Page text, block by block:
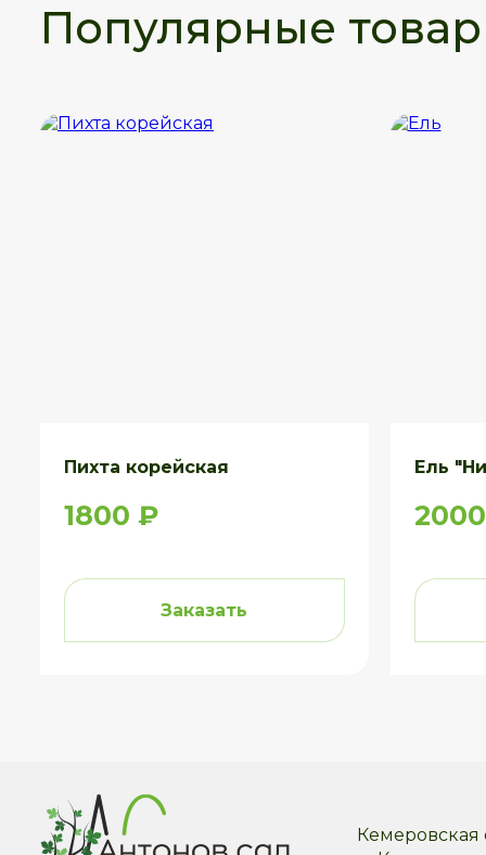
Популярные
Пихта корейская
1800 ₽
Заказать
Ель
Кемеровская